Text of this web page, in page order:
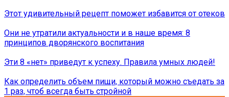
Этот удивительный рецепт поможет избавится от отеков
Они не утратили актуальности и в наше время: 8
принципов дворянского воспитания
Эти 8 «нет» приведут к успеху. Правила умных людей!
Как определить объем пищи, который можно съедать за
1 раз, чтоб всегда быть стройной